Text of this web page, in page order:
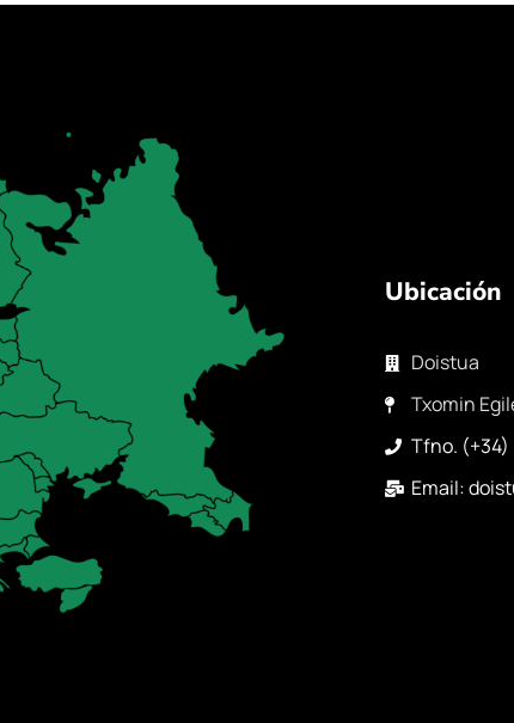
Ubicación
Doistua
Txomin
Tfno. (+34)
Email: